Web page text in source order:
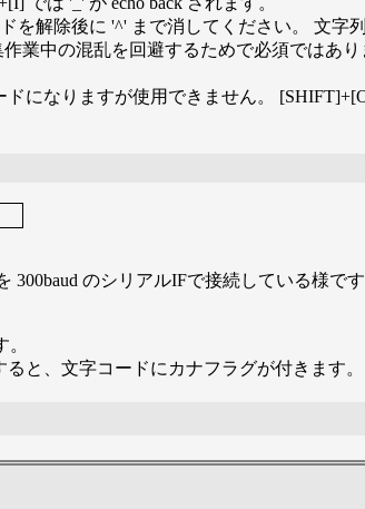
を解除後に '^' まで消してください。 文字
業中の混乱を回避するためで必須ではあ
になりますが使用できません。
のシリアルIFで接続している様です
と、文字コードにカナフラグが付きます。